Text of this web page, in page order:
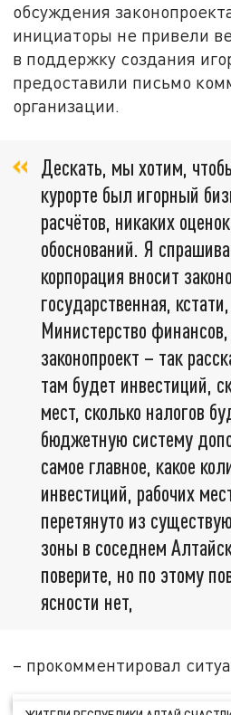
обсуждения
инициаторы не привели
в поддержку создания
предоставили письмо
организации.
Дескать, мы хотим,
курорте был игорный
расчётов, никаких
обоснований. Я
корпорация вносит
государственная,
Министерство
законопроект – так
там будет инвестиций,
мест, сколько налогов
бюджетную систему
самое главное, какое
инвестиций, рабочих
перетянуто из
зоны в соседнем
поверите, но по этому
ясности нет,
– прокомментировал